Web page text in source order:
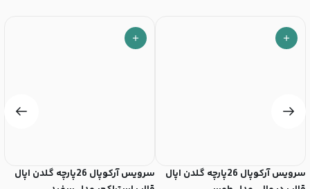
سرویس آرکوپال 26پارچه گلدن اپال
سرویس آرکوپال 26پارچه گلدن اپال